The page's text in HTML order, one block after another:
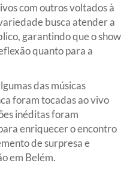
com outros voltados à
busca atender a
garantindo que o show
quanto para a
das músicas
foram tocadas ao vivo
inéditas foram
enriquecer o encontro
de surpresa e
em Belém.